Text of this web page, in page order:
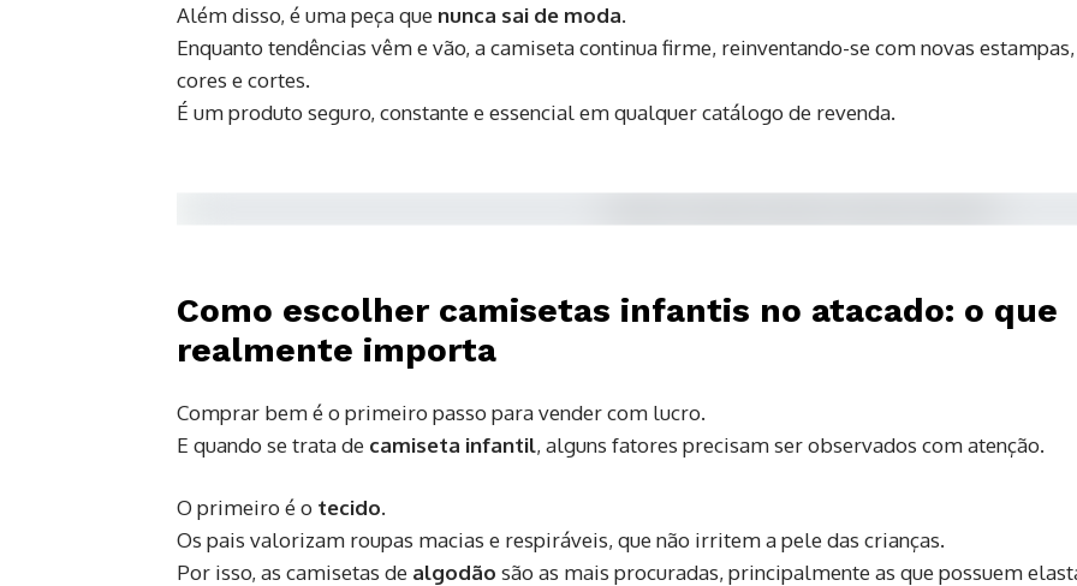
Além disso, é uma peça que nunca sai de moda.
Enquanto tendências vêm e vão, a camiseta continua firme, reinventando-se com novas estampas,
cores e cortes.
É um produto seguro, constante e essencial em qualquer catálogo de revenda.
Como escolher camisetas infantis no atacado: o que
realmente importa
Comprar bem é o primeiro passo para vender com lucro.
E quando se trata de camiseta infantil, alguns fatores precisam ser observados com atenção.
O primeiro é o tecido.
Os pais valorizam roupas macias e respiráveis, que não irritem a pele das crianças.
Por isso, as camisetas de algodão são as mais procuradas, principalmente as que possuem